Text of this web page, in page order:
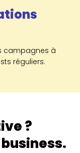
campagnes à
réguliers.
?